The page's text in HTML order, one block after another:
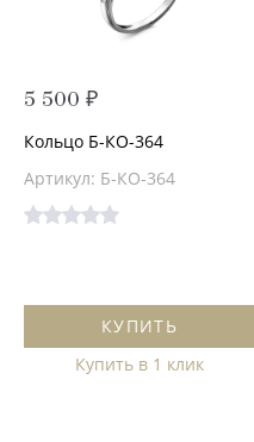
5 500 ₽
Кольцо Б-КО-364
Артикул: Б-КО-364
КУПИТЬ
Купить в 1 клик